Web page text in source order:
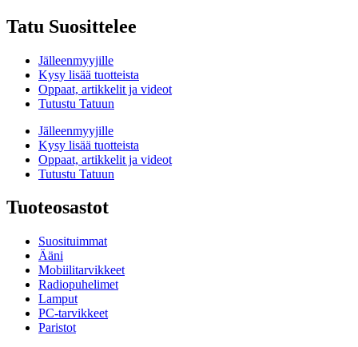
Tatu Suosittelee
Jälleenmyyjille
Kysy lisää tuotteista
Oppaat, artikkelit ja videot
Tutustu Tatuun
Jälleenmyyjille
Kysy lisää tuotteista
Oppaat, artikkelit ja videot
Tutustu Tatuun
Tuoteosastot
Suosituimmat
Ääni
Mobiilitarvikkeet
Radiopuhelimet
Lamput
PC-tarvikkeet
Paristot